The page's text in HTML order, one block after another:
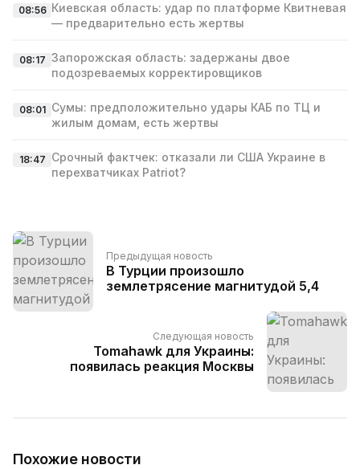
08:56 Киевская область: удар по платформе Квитневая
— предварительно есть жертвы
08:17 Запорожская область: задержаны двое
подозреваемых корректировщиков
08:01 Сумы: предположительно удары КАБ по ТЦ и
жилым домам, есть жертвы
18:47 Срочный фактчек: отказали ли США Украине в
перехватчиках Patriot?
Предыдущая новость
В Турции произошло
землетрясение магнитудой 5,4
Следующая новость
Tomahawk для Украины:
появилась реакция Москвы
Похожие новости